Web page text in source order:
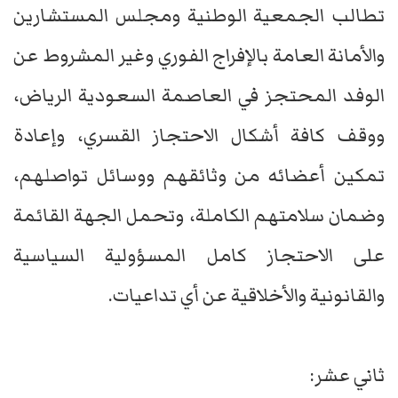
تطالب الجمعية الوطنية ومجلس المستشارين
والأمانة العامة بالإفراج الفوري وغير المشروط عن
الوفد المحتجز في العاصمة السعودية الرياض،
ووقف كافة أشكال الاحتجاز القسري، وإعادة
تمكين أعضائه من وثائقهم ووسائل تواصلهم،
وضمان سلامتهم الكاملة، وتحمل الجهة القائمة
على الاحتجاز كامل المسؤولية السياسية
والقانونية والأخلاقية عن أي تداعيات.
ثاني عشر: